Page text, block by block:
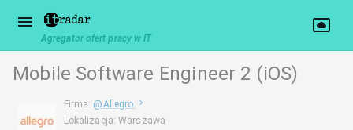
Agregator ofert pracy w IT
Mobile Software Engineer 2 (iOS)
Firma: @Allegro
Lokalizacja:Warszawa